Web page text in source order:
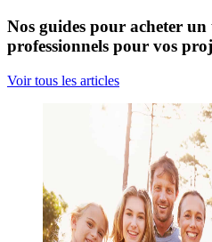
Nos guides pour acheter
professionnels pour vos
Voir tous les articles